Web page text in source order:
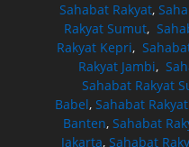
Sahabat Rakyat,
Rakyat Sumut,
Rakyat Kepri,
Rakyat Jambi,
Sahabat Rakyat
Babel,Sahabat
Banten,Sahabat
Jakarta, Sahabat